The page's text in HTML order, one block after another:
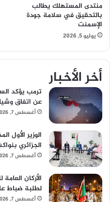
منتدى المستهلك يطالب
بالتحقيق في سلامة جودة
الإسمنت
يوليو 5, 2026
أخر الأخبار
ترمب يؤكد
عن اتفاق
أغسطس 7, 2026
الوزير الأول
الجزائري
أغسطس 7, 2026
الأركان
لطلبة ضباط عاملين
أغسطس 7, 2026